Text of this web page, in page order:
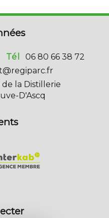
Tél
06 80 66 38 72
de la Distillerie
D'Ascq